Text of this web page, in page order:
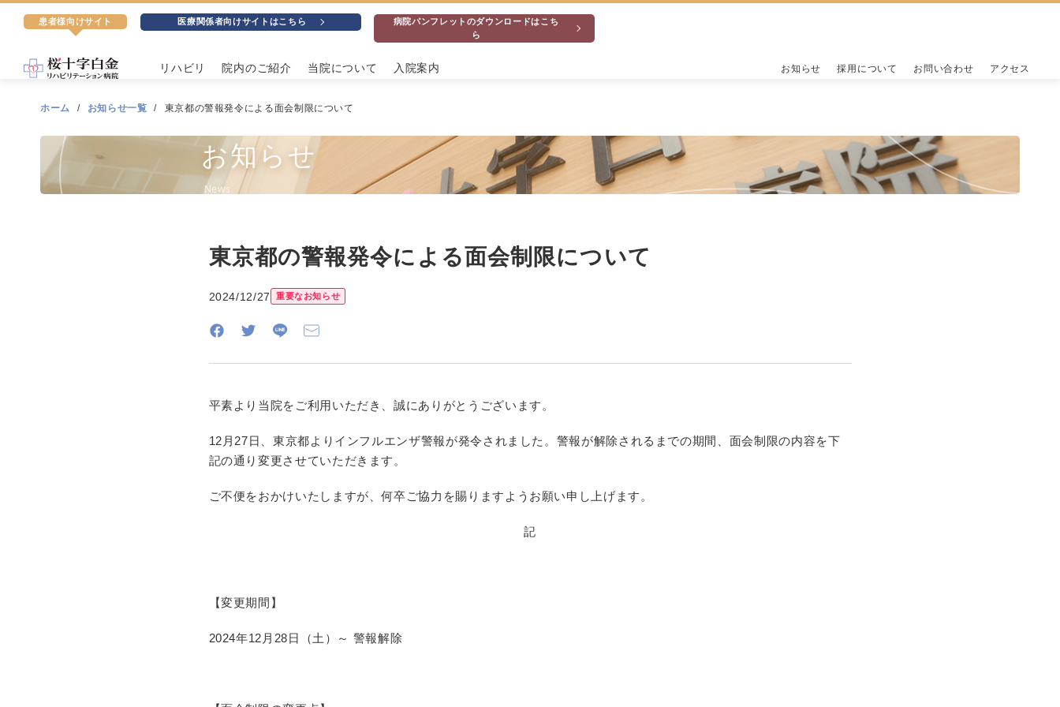
患者様向けサイト 医療関係者向けサイトはこちら
病院パンフレットのダウンロードはこち
ら
リハビリ 院内のご紹介 当院について 入院案内 お知らせ 採用について お問い合わせ アクセス
ホーム お知らせ一覧 東京都の警報発令による面会制限について
お知らせ
News
東京都の警報発令による面会制限について
2024/12/27 重要なお知らせ
平素より当院をご利用いただき、誠にありがとうございます。
12月27日、東京都よりインフルエンザ警報が発令されました。警報が解除されるまでの期間、面会制限の内容を下
記の通り変更させていただきます。
ご不便をおかけいたしますが、何卒ご協力を賜りますようお願い申し上げます。
記
【変更期間】
2024年12月28日（土）～ 警報解除